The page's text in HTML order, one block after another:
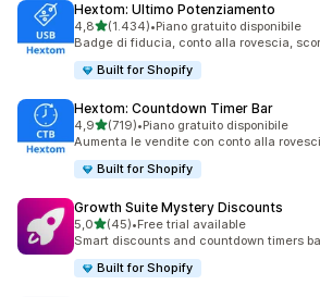
Hextom: Ultimo Potenziamento
4,8stelle su 5
(1.434)
1434 recensioni totali
•Piano gratuito disponibile
Badge di fiducia, conto alla rovescia,
Built for Shopify
Hextom: Countdown Timer Bar
4,9stelle su 5
(719)
719 recensioni totali
•Piano gratuito disponibile
Aumenta le vendite con conto alla
Built for Shopify
Growth Suite Mystery Discounts
5,0stelle su 5
(45)
45 recensioni totali
•Free trial available
Smart discounts and countdown timers
Built for Shopify